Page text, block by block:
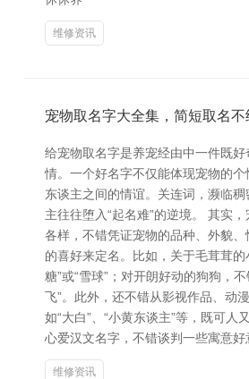
维修资讯
宠物取名字大全集，简短取名不
给宠物取名字是养宠经由中一件既
情。一个好名字不仅能体现宠物的
东谈主之间的情谊。关连词，濒临
主往往堕入“起名难”的逆境。 其实
各样，不错凭证宠物的品种、外貌
的喜好来定名。比如，关于毛茸茸的
糖”或“雪球”；对开朗好动的狗狗，不
飞”。此外，还不错从影视作品、动
如“大白”、“小黄东谈主”等，既可人
心爱汉文名字，不错谈判一些寓意好
维修资讯